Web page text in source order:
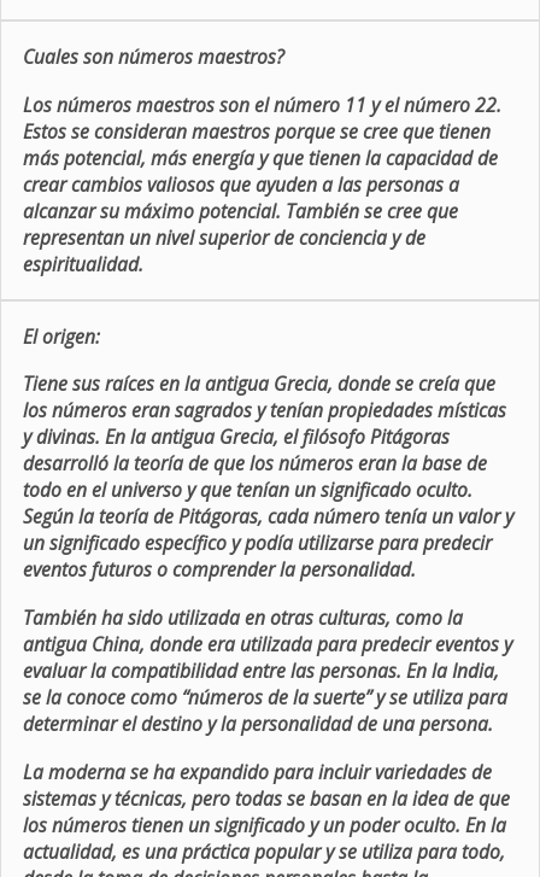
Cuales son números maestros?
Los números maestros son el número 11 y el número 22.
Estos se consideran maestros porque se cree que tienen
más potencial, más energía y que tienen la capacidad de
crear cambios valiosos que ayuden a las personas a
alcanzar su máximo potencial. También se cree que
representan un nivel superior de conciencia y de
espiritualidad.
El origen:
Tiene sus raíces en la antigua Grecia, donde se creía que
los números eran sagrados y tenían propiedades místicas
y divinas. En la antigua Grecia, el filósofo Pitágoras
desarrolló la teoría de que los números eran la base de
todo en el universo y que tenían un significado oculto.
Según la teoría de Pitágoras, cada número tenía un valor y
un significado específico y podía utilizarse para predecir
eventos futuros o comprender la personalidad.
También ha sido utilizada en otras culturas, como la
antigua China, donde era utilizada para predecir eventos y
evaluar la compatibilidad entre las personas. En la India,
se la conoce como “números de la suerte” y se utiliza para
determinar el destino y la personalidad de una persona.
La moderna se ha expandido para incluir variedades de
sistemas y técnicas, pero todas se basan en la idea de que
los números tienen un significado y un poder oculto. En la
actualidad, es una práctica popular y se utiliza para todo,